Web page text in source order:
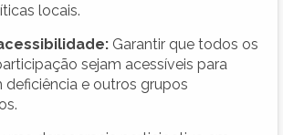
locais.
Garantir que todos os
sejam acessíveis para
deficiência e outros grupos